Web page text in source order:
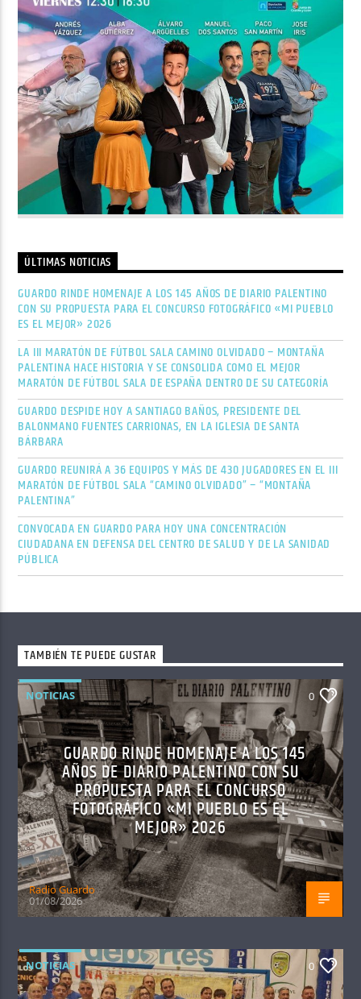
ÚLTIMAS NOTICIAS
GUARDO RINDE HOMENAJE A LOS 145 AÑOS DE DIARIO PALENTINO
CON SU PROPUESTA PARA EL CONCURSO FOTOGRÁFICO «MI PUEBLO
ES EL MEJOR» 2026
LA III MARATÓN DE FÚTBOL SALA CAMINO OLVIDADO – MONTAÑA
PALENTINA HACE HISTORIA Y SE CONSOLIDA COMO EL MEJOR
MARATÓN DE FÚTBOL SALA DE ESPAÑA DENTRO DE SU CATEGORÍA
GUARDO DESPIDE HOY A SANTIAGO BAÑOS, PRESIDENTE DEL
BALONMANO FUENTES CARRIONAS, EN LA IGLESIA DE SANTA
BÁRBARA
GUARDO REUNIRÁ A 36 EQUIPOS Y MÁS DE 430 JUGADORES EN EL III
MARATÓN DE FÚTBOL SALA “CAMINO OLVIDADO” – “MONTAÑA
PALENTINA”
CONVOCADA EN GUARDO PARA HOY UNA CONCENTRACIÓN
CIUDADANA EN DEFENSA DEL CENTRO DE SALUD Y DE LA SANIDAD
PÚBLICA
TAMBIÉN TE PUEDE GUSTAR
NOTICIAS 0
GUARDO RINDE HOMENAJE A LOS 145
AÑOS DE DIARIO PALENTINO CON SU
PROPUESTA PARA EL CONCURSO
FOTOGRÁFICO «MI PUEBLO ES EL
MEJOR» 2026
Radio Guardo
01/08/2026
NOTICIAS 0